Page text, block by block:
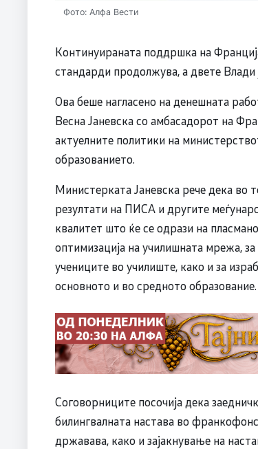
Фото: Алфа Вести
Континуираната поддршка на
стандарди продолжува, а двете Влади
Ова беше нагласено на денешната
Весна Јаневска со амбасадорот на
актуелните политики на
образованието.
Министерката Јаневска рече дека во
резултати на ПИСА и другите
квалитет што ќе се одрази на
оптимизација на училишната мрежа,
учениците во училиште, како и за
основното и во средното образование.
Соговорниците посочија дека
билингвалната настава во
државава, како и зајакнување на